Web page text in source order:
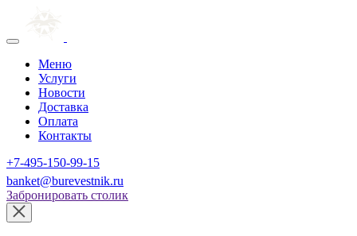
Меню
Услуги
Новости
Доставка
Оплата
Контакты
+7-495-150-99-15
banket@burevestnik.ru
Забронировать столик